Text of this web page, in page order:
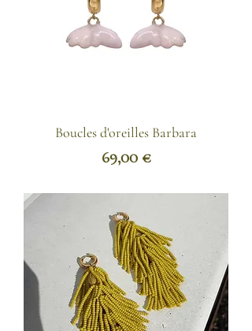
Boucles d'oreilles Barbara
Prix
69,00 €